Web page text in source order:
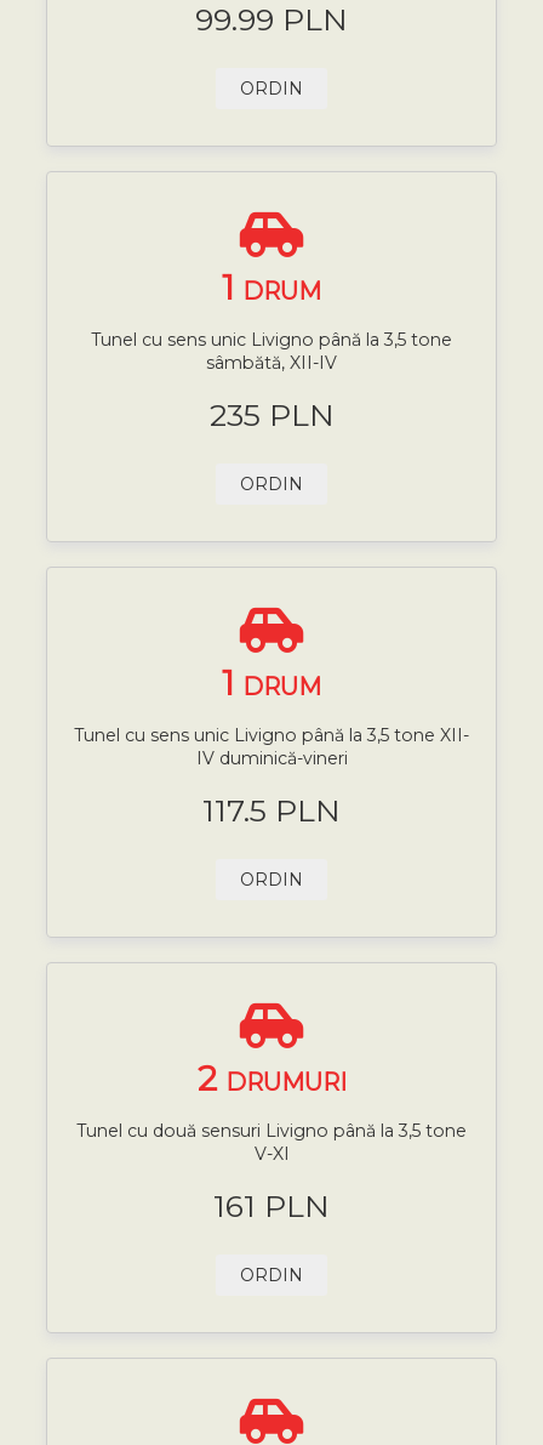
99.99 PLN
ORDIN
1 DRUM
Tunel cu sens unic Livigno până la 3,5 tone
sâmbătă, XII-IV
235 PLN
ORDIN
1 DRUM
Tunel cu sens unic Livigno până la 3,5 tone XII-
IV duminică-vineri
117.5 PLN
ORDIN
2 DRUMURI
Tunel cu două sensuri Livigno până la 3,5 tone
V-XI
161 PLN
ORDIN